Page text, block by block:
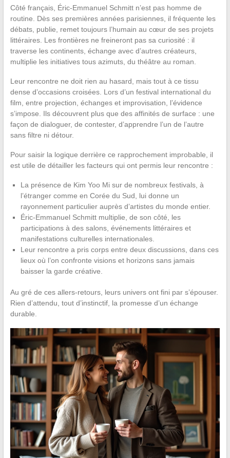
Côté français, Éric-Emmanuel Schmitt n’est pas homme de
routine. Dès ses premières années parisiennes, il fréquente les
débats, publie, remet toujours l’humain au cœur de ses projets
littéraires. Les frontières ne freineront pas sa curiosité : il
traverse les continents, échange avec d’autres créateurs,
multiplie les initiatives tous azimuts, du théâtre au roman.
Leur rencontre ne doit rien au hasard, mais tout à ce tissu
dense d’occasions croisées. Lors d’un festival international du
film, entre projection, échanges et improvisation, l’évidence
s’impose. Ils découvrent plus que des affinités de surface : une
façon de dialoguer, de contester, d’apprendre l’un de l’autre
sans filtre ni détour.
Pour saisir la logique derrière ce rapprochement improbable, il
est utile de détailler les facteurs qui ont permis leur rencontre :
La présence de Kim Yoo Mi sur de nombreux festivals, à
l’étranger comme en Corée du Sud, lui donne un
rayonnement particulier auprès d’artistes du monde entier.
Éric-Emmanuel Schmitt multiplie, de son côté, les
participations à des salons, événements littéraires et
manifestations culturelles internationales.
Leur rencontre a pris corps entre deux discussions, dans ces
lieux où l’on confronte visions et horizons sans jamais
baisser la garde créative.
Au gré de ces allers-retours, leurs univers ont fini par s’épouser.
Rien d’attendu, tout d’instinctif, la promesse d’un échange
durable.